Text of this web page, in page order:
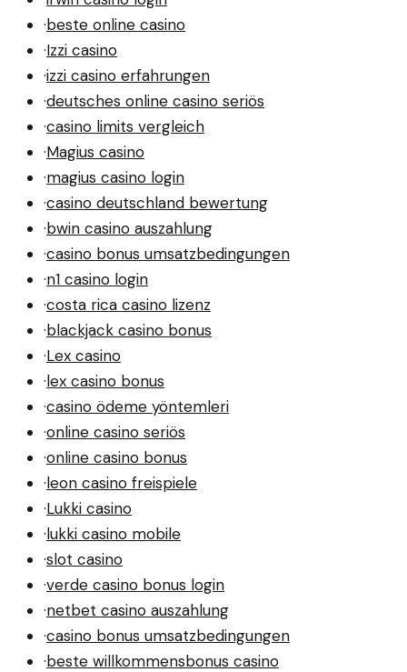
·beste online casino
·Izzi casino
·izzi casino erfahrungen
·deutsches online casino seriös
·casino limits vergleich
·Magius casino
·magius casino login
·casino deutschland bewertung
·bwin casino auszahlung
·casino bonus umsatzbedingungen
·n1 casino login
·costa rica casino lizenz
·blackjack casino bonus
·Lex casino
·lex casino bonus
·casino ödeme yöntemleri
·online casino seriös
·online casino bonus
·leon casino freispiele
·Lukki casino
·lukki casino mobile
·slot casino
·verde casino bonus login
·netbet casino auszahlung
·casino bonus umsatzbedingungen
·beste willkommensbonus casino